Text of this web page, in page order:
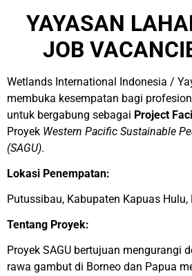
YAYASAN
JOB
Wetlands International Indonesia /
membuka kesempatan bagi
untuk bergabung sebagai Project
Proyek Western Pacific Sustainable
(SAGU).
Lokasi Penempatan:
Putussibau, Kabupaten Kapuas
Tentang Proyek:
Proyek SAGU bertujuan mengurangi
rawa gambut di Borneo dan Papua